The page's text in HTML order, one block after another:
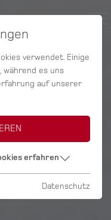
verwendet. Einige
während es uns
auf unserer
erfahren
Datenschutz